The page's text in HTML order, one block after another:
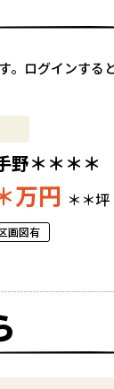
ログインする
野＊＊＊＊
万円 ＊＊坪
画図有